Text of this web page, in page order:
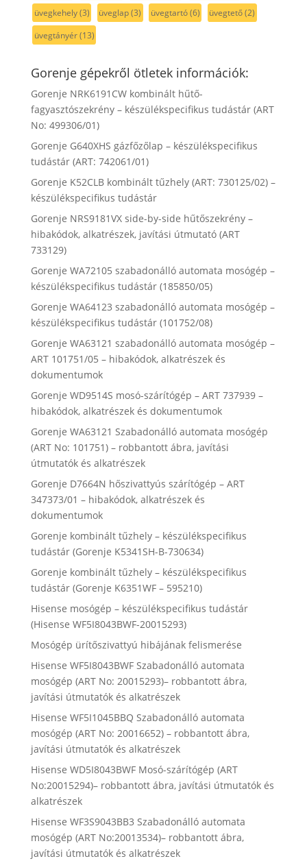
üvegkehely(3) üveglap(3) üvegtartó(6) üvegtető(2)
üvegtányér(13)
Gorenje gépekről ötletek információk:
Gorenje NRK6191CW kombinált hűtő-
fagyasztószekrény – készülékspecifikus tudástár (ART
No: 499306/01)
Gorenje G640XHS gázfőzőlap – készülékspecifikus
tudástár (ART: 742061/01)
Gorenje K52CLB kombinált tűzhely (ART: 730125/02) –
készülékspecifikus tudástár
Gorenje NRS9181VX side-by-side hűtőszekrény –
hibakódok, alkatrészek, javítási útmutató (ART
733129)
Gorenje WA72105 szabadonálló automata mosógép –
készülékspecifikus tudástár (185850/05)
Gorenje WA64123 szabadonálló automata mosógép –
készülékspecifikus tudástár (101752/08)
Gorenje WA63121 szabadonálló automata mosógép –
ART 101751/05 – hibakódok, alkatrészek és
dokumentumok
Gorenje WD9514S mosó-szárítógép – ART 737939 –
hibakódok, alkatrészek és dokumentumok
Gorenje WA63121 Szabadonálló automata mosógép
(ART No: 101751) – robbantott ábra, javítási
útmutatók és alkatrészek
Gorenje D7664N hőszivattyús szárítógép – ART
347373/01 – hibakódok, alkatrészek és
dokumentumok
Gorenje kombinált tűzhely – készülékspecifikus
tudástár (Gorenje K5341SH-B-730634)
Gorenje kombinált tűzhely – készülékspecifikus
tudástár (Gorenje K6351WF – 595210)
Hisense mosógép – készülékspecifikus tudástár
(Hisense WF5I8043BWF-20015293)
Mosógép ürítőszivattyú hibájának felismerése
Hisense WF5I8043BWF Szabadonálló automata
mosógép (ART No: 20015293)– robbantott ábra,
javítási útmutatók és alkatrészek
Hisense WF5I1045BBQ Szabadonálló automata
mosógép (ART No: 20016652) – robbantott ábra,
javítási útmutatók és alkatrészek
Hisense WD5I8043BWF Mosó-szárítógép (ART
No:20015294)– robbantott ábra, javítási útmutatók és
alkatrészek
Hisense WF3S9043BB3 Szabadonálló automata
mosógép (ART No:20013534)– robbantott ábra,
javítási útmutatók és alkatrészek